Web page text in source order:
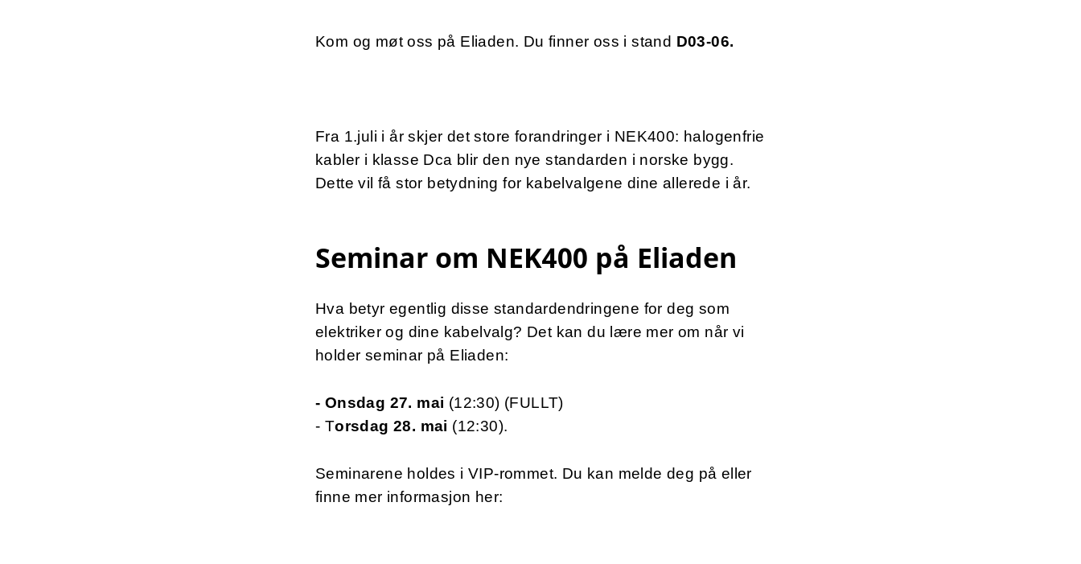
Kom og møt oss på Eliaden. Du finner oss i stand D03-06.
Fra 1.juli i år skjer det store forandringer i NEK400: halogenfrie
kabler i klasse Dca blir den nye standarden i norske bygg.
Dette vil få stor betydning for kabelvalgene dine allerede i år.
Seminar om NEK400 på Eliaden
Hva betyr egentlig disse standardendringene for deg som
elektriker og dine kabelvalg? Det kan du lære mer om når vi
holder seminar på Eliaden:
- Onsdag 27. mai (12:30) (FULLT)
- Torsdag 28. mai (12:30).
Seminarene holdes i VIP-rommet. Du kan melde deg på eller
finne mer informasjon her: